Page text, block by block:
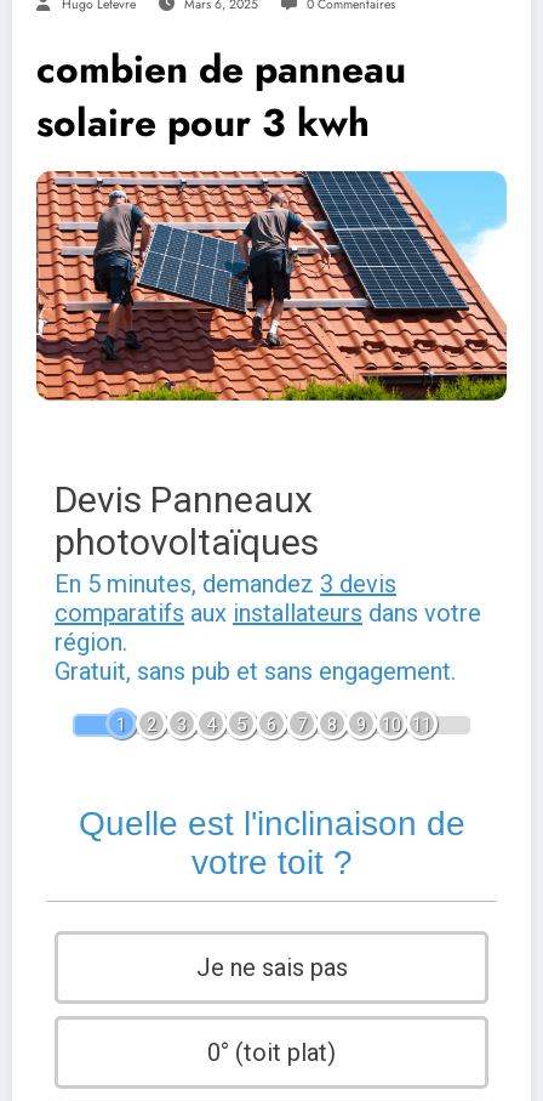
Hugo Lefevre Mars 6, 2025 0 Commentaires
combien de panneau
solaire pour 3 kwh
Devis Panneaux
photovoltaïques
En 5 minutes, demandez 3 devis
comparatifs aux installateurs dans votre
région.
Gratuit, sans pub et sans engagement.
1 2 3 4 5 6 7 8 9 10 11
Quelle est l'inclinaison de
votre toit ?
Je ne sais pas
0° (toit plat)